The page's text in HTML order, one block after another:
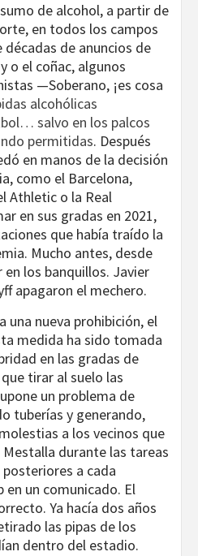
de alcohol, a partir de
en todos los campos
décadas de anuncios de
o el coñac, algunos
—Soberano, ¡es cosa
alcohólicas
salvo en los palcos
permitidas. Después
en manos de la decisión
como el Barcelona,
Athletic o la Real
en sus gradas en 2021,
que había traído la
Mucho antes, desde
los banquillos. Javier
apagaron el mechero.
una nueva prohibición, el
medida ha sido tomada
en las gradas de
tirar al suelo las
un problema de
tuberías y generando,
a los vecinos que
durante las tareas
a cada
en un comunicado. El
Ya hacía dos años
las pipas de los
dentro del estadio.